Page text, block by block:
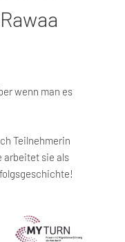
wenn man es
Teilnehmerin
arbeitet sie als